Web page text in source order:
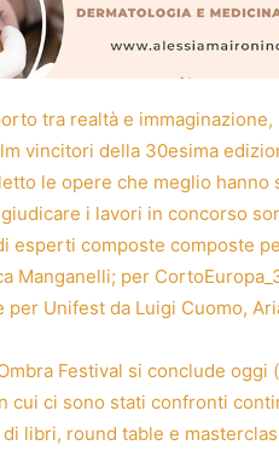
tra realtà e
vincitori della 30esima
le opere che meglio hanno
i lavori in concorso
esperti composte composte
Manganelli; per
per Unifest da Luigi Cuomo,
Festival si conclude
cui ci sono stati confronti
libri, round table e